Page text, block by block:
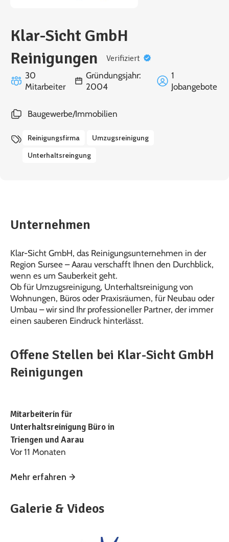
Klar-Sicht GmbH
Reinigungen
Verifiziert
30
Mitarbeiter
Gründungsjahr:
2004
1
Jobangebote
Baugewerbe/Immobilien
Reinigungsfirma Umzugsreinigung
Unterhaltsreingung
Unternehmen
Klar-Sicht GmbH, das Reinigungsunternehmen in der
Region Sursee – Aarau verschafft Ihnen den Durchblick,
wenn es um Sauberkeit geht.
Ob für Umzugsreinigung, Unterhaltsreinigung von
Wohnungen, Büros oder Praxisräumen, für Neubau oder
Umbau – wir sind Ihr professioneller Partner, der immer
einen sauberen Eindruck hinterlässt.
Offene Stellen bei Klar-Sicht GmbH
Reinigungen
Mitarbeiterin für
Unterhaltsreinigung Büro in
Triengen und Aarau
Vor 11 Monaten
Mehr erfahren
Galerie & Videos